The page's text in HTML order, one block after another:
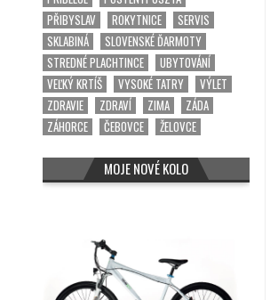
PŘIBYSLAV
ROKYTNICE
SERVIS
SKLABINÁ
SLOVENSKÉ ĎARMOTY
STREDNÉ PLACHTINCE
UBYTOVÁNÍ
VEĽKÝ KRTÍŠ
VYSOKÉ TATRY
VÝLET
ZDRAVIE
ZDRAVÍ ZIMA
ZÁDA
ZÁHORCE
ČEBOVCE ŽELOVCE
MOJE NOVÉ KOLO